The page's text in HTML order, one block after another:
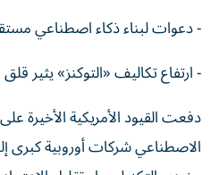
- دعوات لبناء ذكاء اصطناعي
- ارتفاع تكاليف «التوكنز» يثير
دفعت القيود الأمريكية الأخيرة
الاصطناعي شركات أوروبية كبرى